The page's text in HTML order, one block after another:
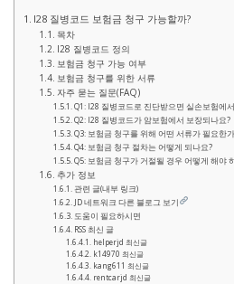
I28 질병코드 보험금 청구 가능할까?
목차
I28 질병코드 정의
보험금 청구 가능 여부
보험금 청구를 위한 서류
자주 묻는 질문(FAQ)
Q1: I28 질병코드로 진단받으면 실손보험에
Q2: I28 질병코드가 암보험에서 보장되나요?
Q3: 보험금 청구를 위해 어떤 서류가 필요한
Q4: 보험금 청구 절차는 어떻게 되나요?
Q5: 보험금 청구가 거절될 경우 어떻게 해야
추가 정보
관련 글(내부 링크)
JD 네트워크 다른 블로그 보기
도움이 필요하시면
RSS 최신 글
helperjd 최신글
k14970 최신글
kang611 최신글
rentcarjd 최신글